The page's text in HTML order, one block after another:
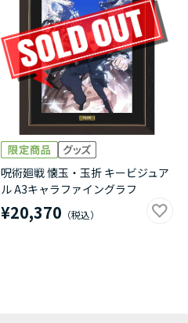
呪術廻戦 懐玉・玉折 キービジュア
ル A3キャラファイングラフ
¥20,370